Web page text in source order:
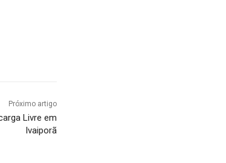
Próximo artigo
Livre em
Ivaiporã